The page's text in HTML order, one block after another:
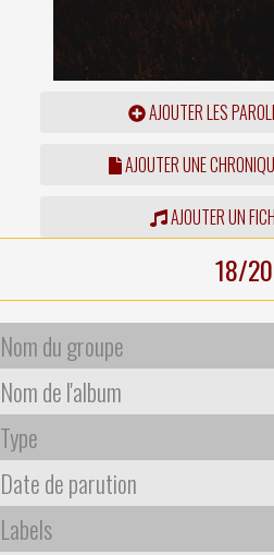
AJOUTER LES
AJOUTER UNE
AJOUTER UN
18/20
Nom du groupe
Nom de l'album
Type
Date de parution
Labels